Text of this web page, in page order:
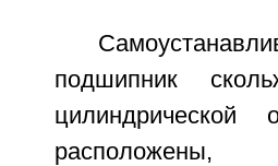
подшипник